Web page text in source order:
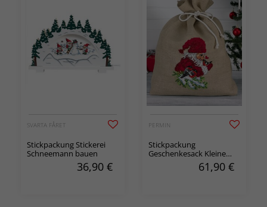
SVARTA FÅRET
Stickpackung Stickerei
Schneemann bauen
36,90 €
PERMIN
Stickpackung
Geschenkesack Kleine
61,90 €